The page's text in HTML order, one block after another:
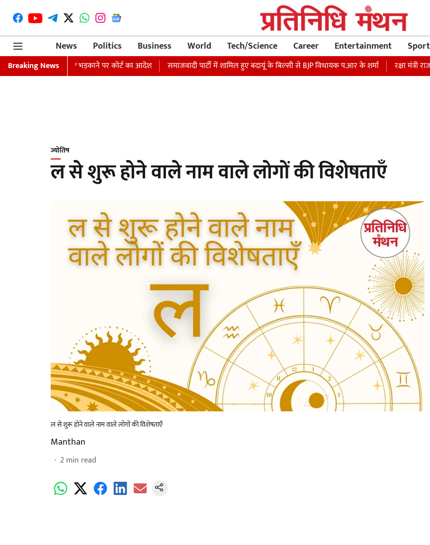
News
Politics Business World Tech/Science Career Entertainment
Breaking News
जारी, धार्मिक भावनाएं भड़काने पर कोर्ट का आदेश समाजवादी पार्टी में शामिल हुए बदायूं के बिल्सी से BJP विधायक प.आर के शर्मा रक्षा मंत्री
ज्योतिष
ल से शुरू होने वाले नाम वाले लोगों की विशेषताएँ
ल से शुरू होने वाले नाम वाले लोगों की विशेषताएँ
Manthan
2 min read